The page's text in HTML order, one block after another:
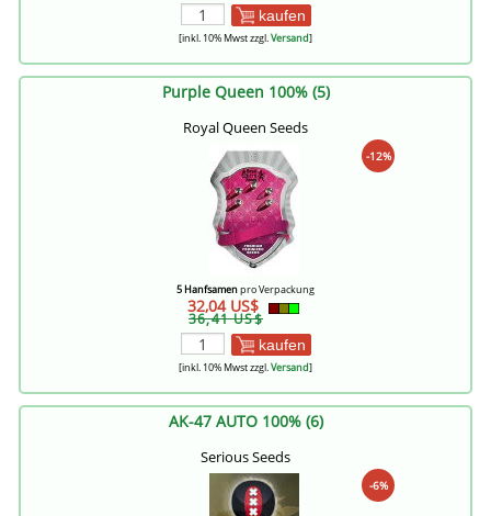
kaufen
[inkl. 10% Mwst zzgl.Versand]
Purple Queen 100% (5)
Royal Queen Seeds
-12%
5 Hanfsamenpro Verpackung
32,04 US$
36,41 US$
kaufen
[inkl. 10% Mwst zzgl.Versand]
AK-47 AUTO 100% (6)
Serious Seeds
-6%